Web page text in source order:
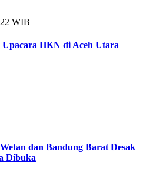
WIB
HKN di Aceh Utara
dan Bandung Barat Desak
Dibuka